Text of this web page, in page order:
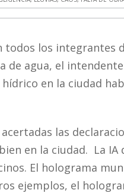
los integrantes
de agua, el
en la ciudad
las
en la ciudad. La IA
El holograma
ejemplos, el